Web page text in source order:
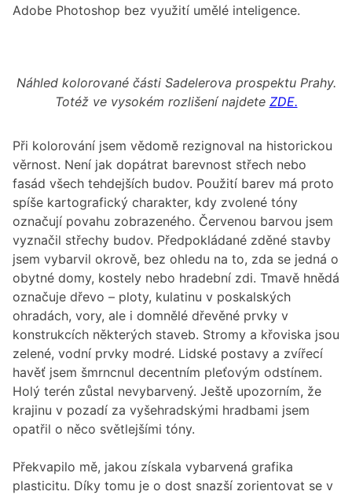
Adobe Photoshop bez využití umělé inteligence.
Náhled kolorované části Sadelerova prospektu Prahy.
Totéž ve vysokém rozlišení najdete ZDE.
Při kolorování jsem vědomě rezignoval na historickou
věrnost. Není jak dopátrat barevnost střech nebo
fasád všech tehdejších budov. Použití barev má proto
spíše kartografický charakter, kdy zvolené tóny
označují povahu zobrazeného. Červenou barvou jsem
vyznačil střechy budov. Předpokládané zděné stavby
jsem vybarvil okrově, bez ohledu na to, zda se jedná o
obytné domy, kostely nebo hradební zdi. Tmavě hnědá
označuje dřevo – ploty, kulatinu v poskalských
ohradách, vory, ale i domnělé dřevěné prvky v
konstrukcích některých staveb. Stromy a křoviska jsou
zelené, vodní prvky modré. Lidské postavy a zvířecí
havěť jsem šmrncnul decentním pleťovým odstínem.
Holý terén zůstal nevybarvený. Ještě upozorním, že
krajinu v pozadí za vyšehradskými hradbami jsem
opatřil o něco světlejšími tóny.
Překvapilo mě, jakou získala vybarvená grafika
plasticitu. Díky tomu je o dost snazší zorientovat se v